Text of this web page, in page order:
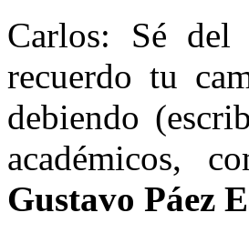
Carlos: Sé
recuerdo tu
debiendo
académicos,
Gustavo Páez